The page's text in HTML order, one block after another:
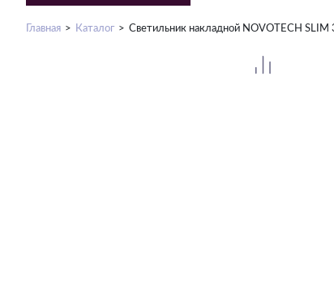
Главная Каталог Светильник накладной NOVOTECH